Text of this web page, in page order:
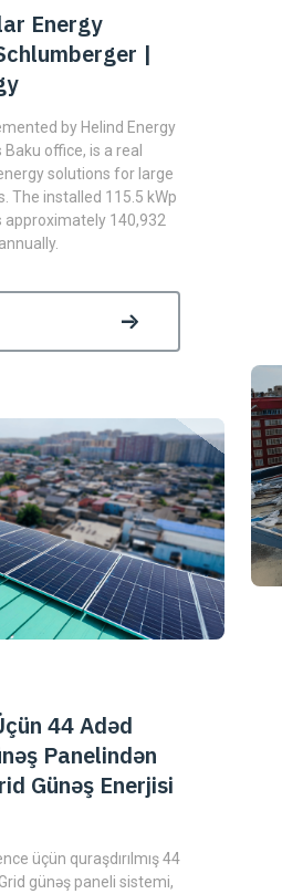
Energy
|
by Helind Energy
Baku office, is a real
solutions for large
The installed 115.5 kWp
140,932
44 Adəd
Panelindən
Günəş Enerjisi
üçün quraşdırılmış 44
günəş paneli sistemi,